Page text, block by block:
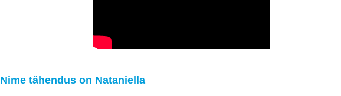
Nime tähendus on Nataniella